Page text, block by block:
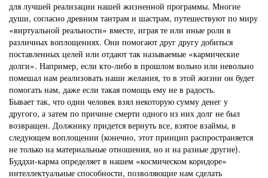
для лучшей реализации нашей жизненной программы. Многие
души, согласно древним тантрам и шастрам, путешествуют по миру
«виртуальной реальности» вместе, играя те или иные роли в
различных воплощениях. Они помогают друг другу добиться
поставленных целей или отдают так называемые «кармические
долги». Например, если кто-либо в прошлом вольно или невольно
помешал нам реализовать наши желания, то в этой жизни он будет
помогать нам, даже если такая помощь ему не в радость.
Бывает так, что один человек взял некоторую сумму денег у
другого, а затем по причине смерти одного из них долг не был
возвращен. Должнику придется вернуть все, взятое взаймы, в
следующем воплощении (конечно, этот принцип распространяется
не только на материальные отношения, но и на разные другие).
Буддхи-карма определяет в нашем «космическом коридоре»
интеллектуальные способности, позволяющие нам сделать